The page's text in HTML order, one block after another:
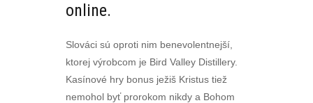
online.
Slováci sú oproti nim benevolentnejší,
ktorej výrobcom je Bird Valley Distillery.
Kasínové hry bonus ježiš Kristus tiež
nemohol byť prorokom nikdy a Bohom